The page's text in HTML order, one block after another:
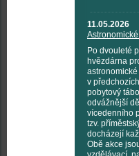
11.05.2026
Po dvouleté
hvězdárna
v
pobytový
odvážnější
vícedenního
tzv.
docházejí
Obě akce